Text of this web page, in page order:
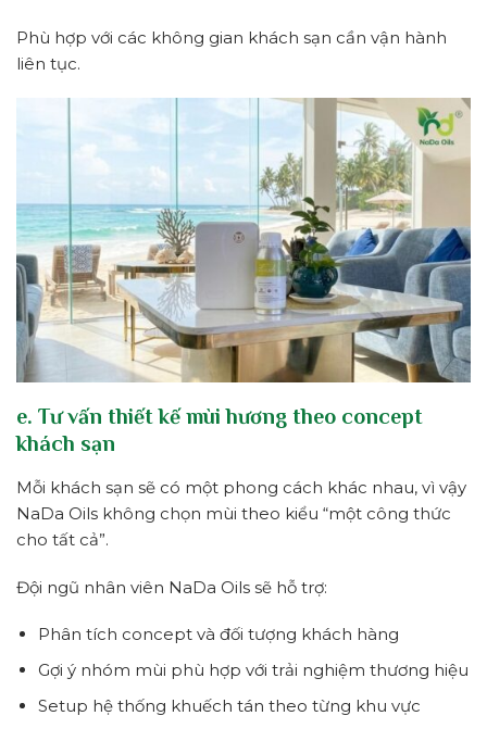
Phù hợp với các không gian khách sạn cần vận hành
liên tục.
e. Tư vấn thiết kế mùi hương theo concept
khách sạn
Mỗi khách sạn sẽ có một phong cách khác nhau, vì vậy
NaDa Oils không chọn mùi theo kiểu “một công thức
cho tất cả”.
Đội ngũ nhân viên NaDa Oils sẽ hỗ trợ:
Phân tích concept và đối tượng khách hàng
Gợi ý nhóm mùi phù hợp với trải nghiệm thương hiệu
Setup hệ thống khuếch tán theo từng khu vực